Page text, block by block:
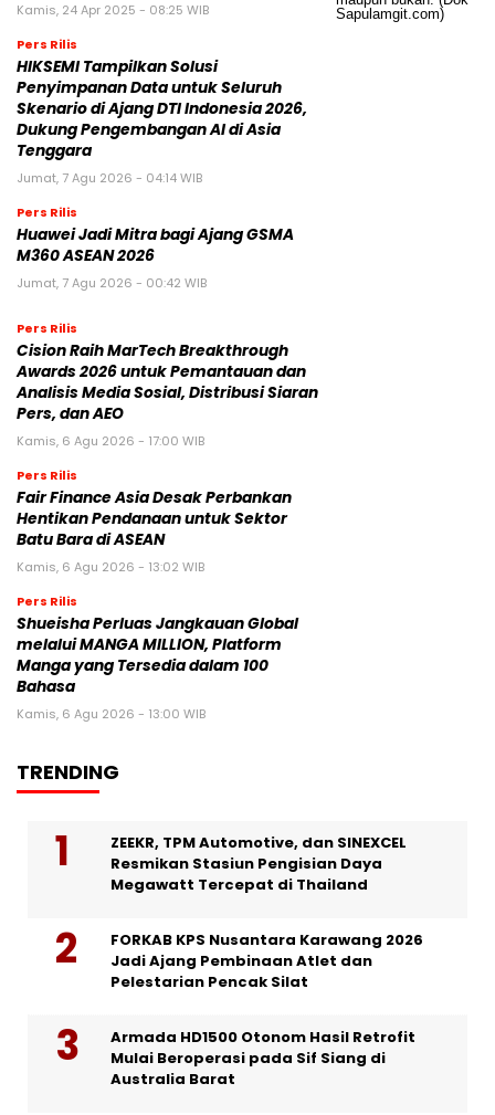
Kamis, 24 Apr 2025 - 08:25 WIB
Pers Rilis
HIKSEMI Tampilkan Solusi
Penyimpanan Data untuk Seluruh
Skenario di Ajang DTI Indonesia 2026,
Dukung Pengembangan AI di Asia
Tenggara
Jumat, 7 Agu 2026 - 04:14 WIB
Pers Rilis
Huawei Jadi Mitra bagi Ajang GSMA
M360 ASEAN 2026
Jumat, 7 Agu 2026 - 00:42 WIB
Pers Rilis
Cision Raih MarTech Breakthrough
Awards 2026 untuk Pemantauan dan
Analisis Media Sosial, Distribusi Siaran
Pers, dan AEO
Kamis, 6 Agu 2026 - 17:00 WIB
Pers Rilis
Fair Finance Asia Desak Perbankan
Hentikan Pendanaan untuk Sektor
Batu Bara di ASEAN
Kamis, 6 Agu 2026 - 13:02 WIB
Pers Rilis
Shueisha Perluas Jangkauan Global
melalui MANGA MILLION, Platform
Manga yang Tersedia dalam 100
Bahasa
Kamis, 6 Agu 2026 - 13:00 WIB
TRENDING
ZEEKR, TPM Automotive, dan SINEXCEL
Resmikan Stasiun Pengisian Daya
Megawatt Tercepat di Thailand
FORKAB KPS Nusantara Karawang 2026
Jadi Ajang Pembinaan Atlet dan
Pelestarian Pencak Silat
Armada HD1500 Otonom Hasil Retrofit
Mulai Beroperasi pada Sif Siang di
Australia Barat